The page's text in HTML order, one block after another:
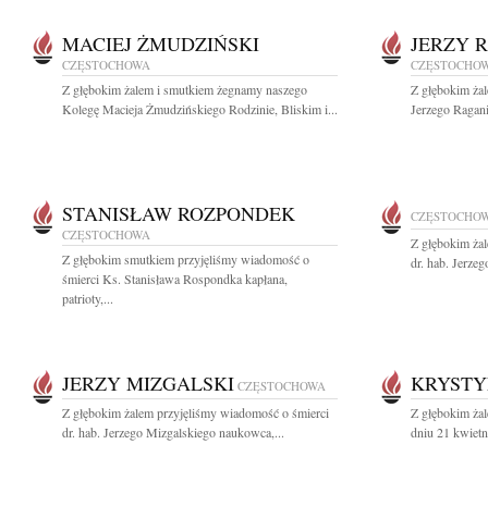
MACIEJ ŻMUDZIŃSKI
CZĘSTOCHOWA
Z głębokim żalem i smutkiem żegnamy naszego
Kolegę Macieja Żmudzińskiego Rodzinie, Bliskim i...
JERZY
Z głębokim
Jerzego
STANISŁAW ROZPONDEK
CZĘSTOCHOWA
Z głębokim smutkiem przyjęliśmy wiadomość o
śmierci Ks. Stanisława Rospondka kapłana,
patrioty,...
Z głębokim
dr. hab.
JERZY MIZGALSKI CZĘSTOCHOWA
Z głębokim żalem przyjęliśmy wiadomość o śmierci
dr. hab. Jerzego Mizgalskiego naukowca,...
Z głębokim
dniu 21